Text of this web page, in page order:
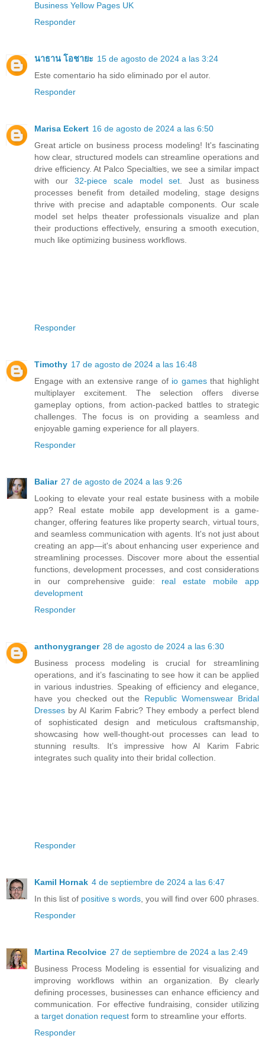
Business Yellow Pages UK
Responder
นาธาน โอชายะ 15 de agosto de 2024 a las 3:24
Este comentario ha sido eliminado por el autor.
Responder
Marisa Eckert 16 de agosto de 2024 a las 6:50
Great article on business process modeling! It's fascinating
how clear, structured models can streamline operations and
drive efficiency. At Palco Specialties, we see a similar impact
with our 32-piece scale model set. Just as business
processes benefit from detailed modeling, stage designs
thrive with precise and adaptable components. Our scale
model set helps theater professionals visualize and plan
their productions effectively, ensuring a smooth execution,
much like optimizing business workflows.
Responder
Timothy 17 de agosto de 2024 a las 16:48
Engage with an extensive range of io gamesthat highlight
multiplayer excitement. The selection offers diverse
gameplay options, from action-packed battles to strategic
challenges. The focus is on providing a seamless and
enjoyable gaming experience for all players.
Responder
Baliar 27 de agosto de 2024 a las 9:26
Looking to elevate your real estate business with a mobile
app? Real estate mobile app development is a game-
changer, offering features like property search, virtual tours,
and seamless communication with agents. It's not just about
creating an app—it's about enhancing user experience and
streamlining processes. Discover more about the essential
functions, development processes, and cost considerations
in our comprehensive guide: real estate mobile app
development
Responder
anthonygranger 28 de agosto de 2024 a las 6:30
Business process modeling is crucial for streamlining
operations, and it’s fascinating to see how it can be applied
in various industries. Speaking of efficiency and elegance,
have you checked out the Republic Womenswear Bridal
Dresses by Al Karim Fabric? They embody a perfect blend
of sophisticated design and meticulous craftsmanship,
showcasing how well-thought-out processes can lead to
stunning results. It’s impressive how Al Karim Fabric
integrates such quality into their bridal collection.
Responder
Kamil Hornak 4 de septiembre de 2024 a las 6:47
In this list of positive s words , you will find over 600 phrases.
Responder
Martina Recolvice 27 de septiembre de 2024 a las 2:49
Business Process Modeling is essential for visualizing and
improving workflows within an organization. By clearly
defining processes, businesses can enhance efficiency and
communication. For effective fundraising, consider utilizing
a target donation request form to streamline your efforts.
Responder